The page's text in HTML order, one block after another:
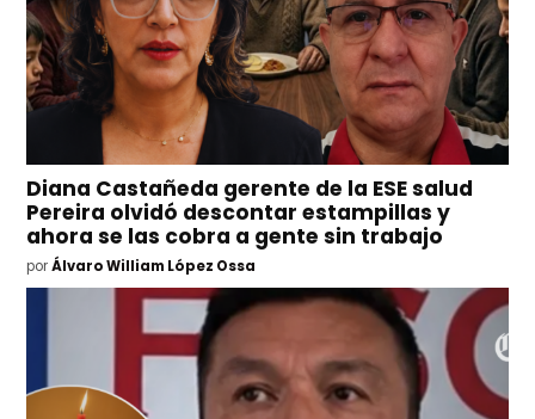
Diana Castañeda gerente de la ESE salud
Pereira olvidó descontar estampillas y
ahora se las cobra a gente sin trabajo
por Álvaro William López Ossa